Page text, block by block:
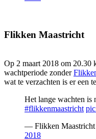
Flikken Maastricht
Op 2 maart 2018 om 20.30
wachtperiode zonder
wat te verzachten is er een
Het lange wachten is
#flikkenmaastricht
— Flikken
2018